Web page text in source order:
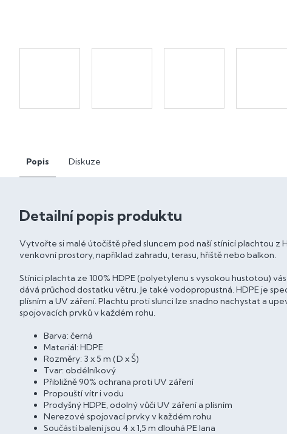
Popis Diskuze
Detailní popis produktu
Vytvořte si malé útočiště před sluncem pod naší stínicí plachtou z
venkovní prostory, například zahradu, terasu, hřiště nebo balkon.
Stínicí plachta ze 100% HDPE (polyetylenu s vysokou hustotou)
dává průchod dostatku větru. Je také vodopropustná. HDPE je
plísním a UV záření. Plachtu proti slunci lze snadno nachystat a
spojovacích prvků v každém rohu.
Barva: černá
Materiál: HDPE
Rozměry: 3 x 5 m (D x Š)
Tvar: obdélníkový
Přibližně 90% ochrana proti UV záření
Propouští vítr i vodu
Prodyšný HDPE, odolný vůči UV záření a plísním
Nerezové spojovací prvky v každém rohu
Součástí balení jsou 4 x 1,5 m dlouhá PE lana